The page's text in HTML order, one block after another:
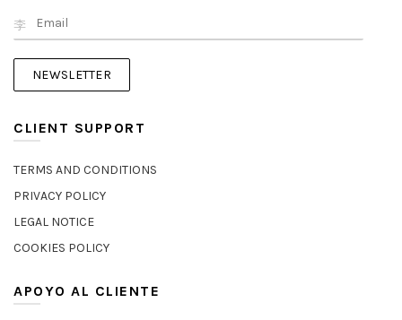
CLIENT SUPPORT
TERMS AND CONDITIONS
PRIVACY POLICY
LEGAL NOTICE
COOKIES POLICY
APOYO AL CLIENTE